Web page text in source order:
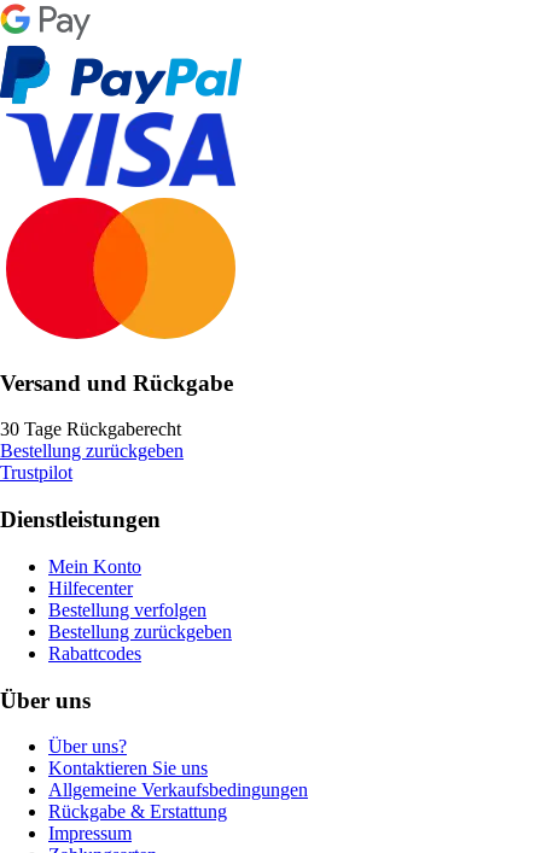
Versand und Rückgabe
30 Tage Rückgaberecht
Bestellung zurückgeben
Trustpilot
Dienstleistungen
Mein Konto
Hilfecenter
Bestellung verfolgen
Bestellung zurückgeben
Rabattcodes
Über uns
Über uns?
Kontaktieren Sie uns
Allgemeine Verkaufsbedingungen
Rückgabe & Erstattung
Impressum